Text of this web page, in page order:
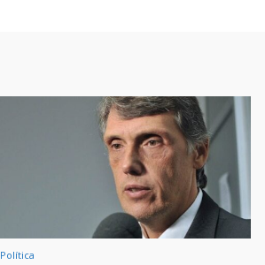
Política